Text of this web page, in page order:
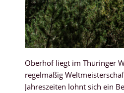
Oberhof liegt im Thüringer
regelmäßig
Jahreszeiten lohnt sich ein